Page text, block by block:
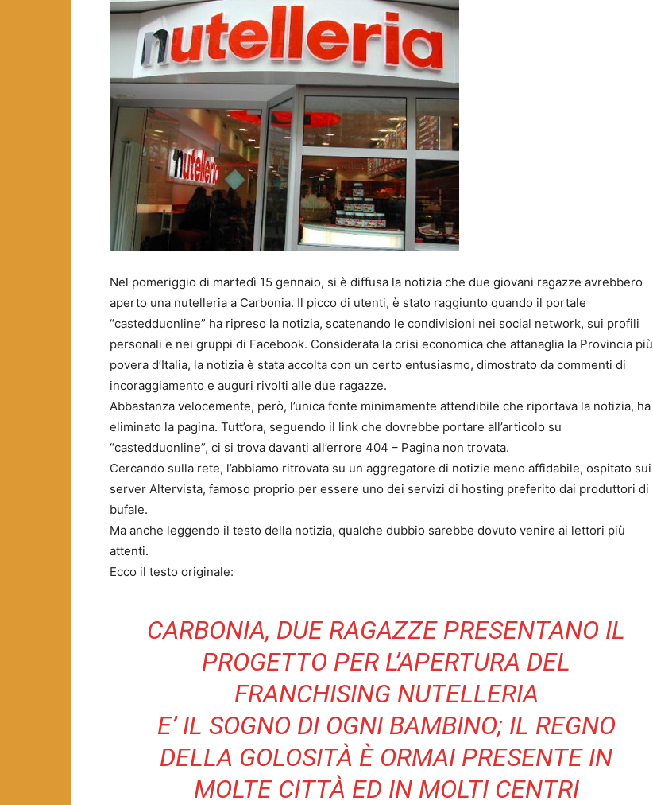
Nel pomeriggio di martedì 15 gennaio, si è diffusa la notizia che due giovani ragazze avrebbero
aperto una nutelleria a Carbonia. Il picco di utenti, è stato raggiunto quando il portale
“castedduonline” ha ripreso la notizia, scatenando le condivisioni nei social network, sui profili
personali e nei gruppi di Facebook. Considerata la crisi economica che attanaglia la Provincia più
povera d’Italia, la notizia è stata accolta con un certo entusiasmo, dimostrato da commenti di
incoraggiamento e auguri rivolti alle due ragazze.
Abbastanza velocemente, però, l’unica fonte minimamente attendibile che riportava la notizia, ha
eliminato la pagina. Tutt’ora, seguendo il link che dovrebbe portare all’articolo su
“castedduonline”, ci si trova davanti all’errore 404 – Pagina non trovata.
Cercando sulla rete, l’abbiamo ritrovata su un aggregatore di notizie meno affidabile, ospitato sui
server Altervista, famoso proprio per essere uno dei servizi di hosting preferito dai produttori di
bufale.
Ma anche leggendo il testo della notizia, qualche dubbio sarebbe dovuto venire ai lettori più
attenti.
Ecco il testo originale:
CARBONIA, DUE RAGAZZE PRESENTANO IL
PROGETTO PER L’APERTURA DEL
FRANCHISING NUTELLERIA
E’ IL SOGNO DI OGNI BAMBINO; IL REGNO
DELLA GOLOSITÀ È ORMAI PRESENTE IN
MOLTE CITTÀ ED IN MOLTI CENTRI